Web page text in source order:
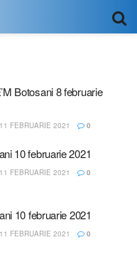
Botosani 8 februarie
11 FEBRUARIE 2021 0
10 februarie 2021
11 FEBRUARIE 2021 0
10 februarie 2021
11 FEBRUARIE 2021 0